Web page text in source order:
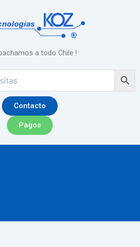
a todo Chile !
Contacto
Pagos